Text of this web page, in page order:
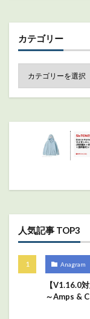
カテゴリー
人気記事 TOP3
Anagram
【V1.16.0
～Amps &